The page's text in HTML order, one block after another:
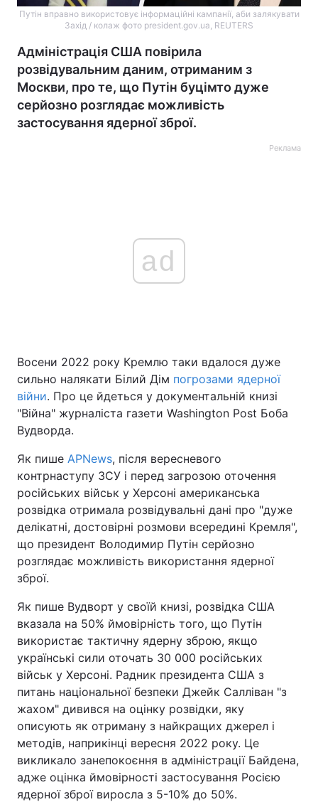
Путін вправно використовує інформаційні кампанії, аби залякувати
Захід / колаж фото president.gov.ua, REUTERS
Адміністрація США повірила
розвідувальним даним, отриманим з
Москви, про те, що Путін буцімто дуже
серйозно розглядає можливість
застосування ядерної зброї.
Реклама
ad
Восени 2022 року Кремлю таки вдалося дуже
сильно налякати Білий Дім погрозами ядерної
війни. Про це йдеться у документальній книзі
"Війна" журналіста газети Washington Post Боба
Вудворда.
Як пише APNews, після вересневого
контрнаступу ЗСУ і перед загрозою оточення
російських військ у Херсоні американська
розвідка отримала розвідувальні дані про "дуже
делікатні, достовірні розмови всередині Кремля",
що президент Володимир Путін серйозно
розглядає можливість використання ядерної
зброї.
Як пише Вудворт у своїй книзі, розвідка США
вказала на 50% ймовірність того, що Путін
використає тактичну ядерну зброю, якщо
українські сили оточать 30 000 російських
військ у Херсоні. Радник президента США з
питань національної безпеки Джейк Салліван "з
жахом" дивився на оцінку розвідки, яку
описують як отриману з найкращих джерел і
методів, наприкінці вересня 2022 року. Це
викликало занепокоєння в адміністрації Байдена,
адже оцінка ймовірності застосування Росією
ядерної зброї виросла з 5-10% до 50%.